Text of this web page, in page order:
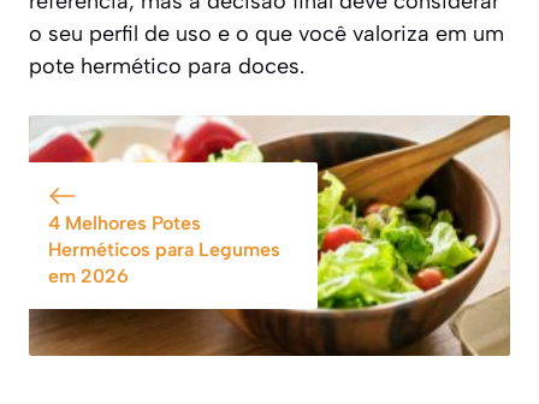
o seu perfil de uso e o que você valoriza em um
pote hermético para doces.
4 Melhores Potes
Herméticos para Legumes
em 2026